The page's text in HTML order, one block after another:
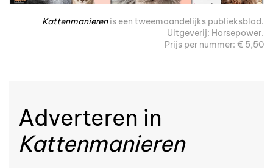
Kattenmanierenis een tweemaandelijks publieksblad.
Uitgeverij: Horsepower.
Prijs per nummer: € 5,50
Adverteren in
Kattenmanieren